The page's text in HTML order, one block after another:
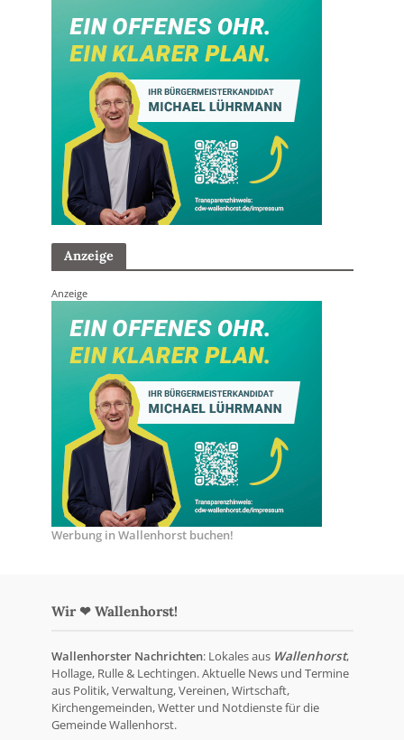
Anzeige
Anzeige
Werbung in Wallenhorst buchen!
Wir ❤ Wallenhorst!
Wallenhorster Nachrichten: Lokales aus Wallenhorst,
Hollage, Rulle & Lechtingen. Aktuelle News und Termine
aus Politik, Verwaltung, Vereinen, Wirtschaft,
Kirchengemeinden, Wetter und Notdienste für die
Gemeinde Wallenhorst.